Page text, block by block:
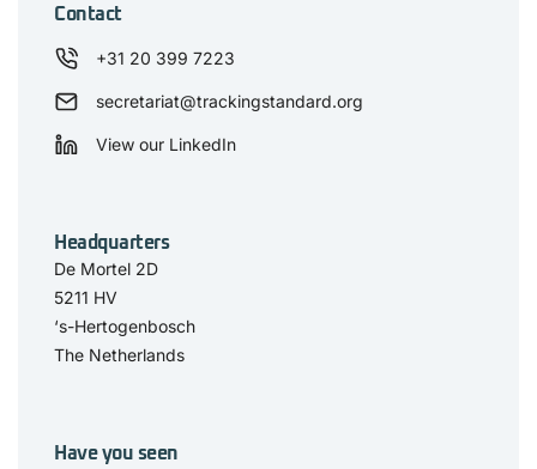
Contact
+31 20 399 7223
secretariat@trackingstandard.org
View our LinkedIn
Headquarters
De Mortel 2D
5211 HV
‘s-Hertogenbosch
The Netherlands
Have you seen